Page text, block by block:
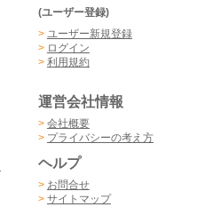
(ユーザー登録)
> ユーザー新規登録
> ログイン
> 利用規約
運営会社情報
> 会社概要
> プライバシーの考え方
ヘルプ
> お問合せ
> サイトマップ